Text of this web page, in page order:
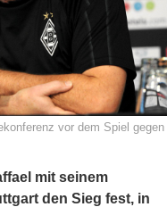
vor dem Spiel gegen
mit seinem
den Sieg fest, in